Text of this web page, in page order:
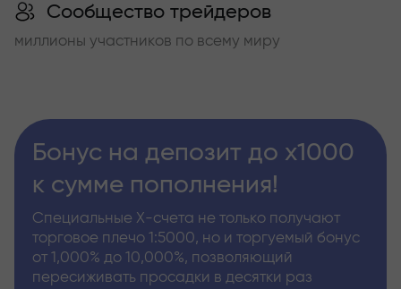
Сообщество трейдеров
миллионы участников по всему миру
Бонус на депозит до х1000
к сумме пополнения!
Специальные Х-счета не только получают
торговое плечо 1:5000, но и торгуемый бонус
от 1,000% до 10,000%, позволяющий
пересиживать просадки в десятки раз